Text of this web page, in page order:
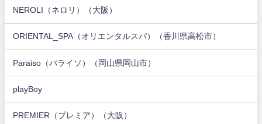
NEROLI（ネロリ）（大阪）
ORIENTAL_SPA（オリエンタルスパ）（香川県高松市）
Paraiso（パライソ）（岡山県岡山市）
playBoy
PREMIER（プレミア）（大阪）